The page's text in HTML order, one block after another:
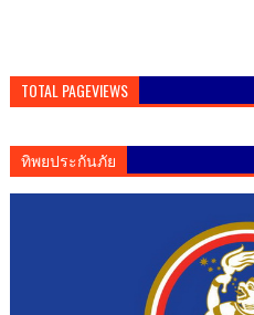
TOTAL PAGEVIEWS
ทิพยประกันภัย